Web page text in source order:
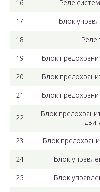
16 Реле
17 Блок
18 Реле
19 Блок
20 Блок
21 Блок
22
Блок
23 Блок
24 Блок
25 Блок